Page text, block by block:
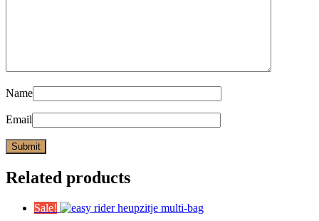
Name
Email
Related products
Sale!